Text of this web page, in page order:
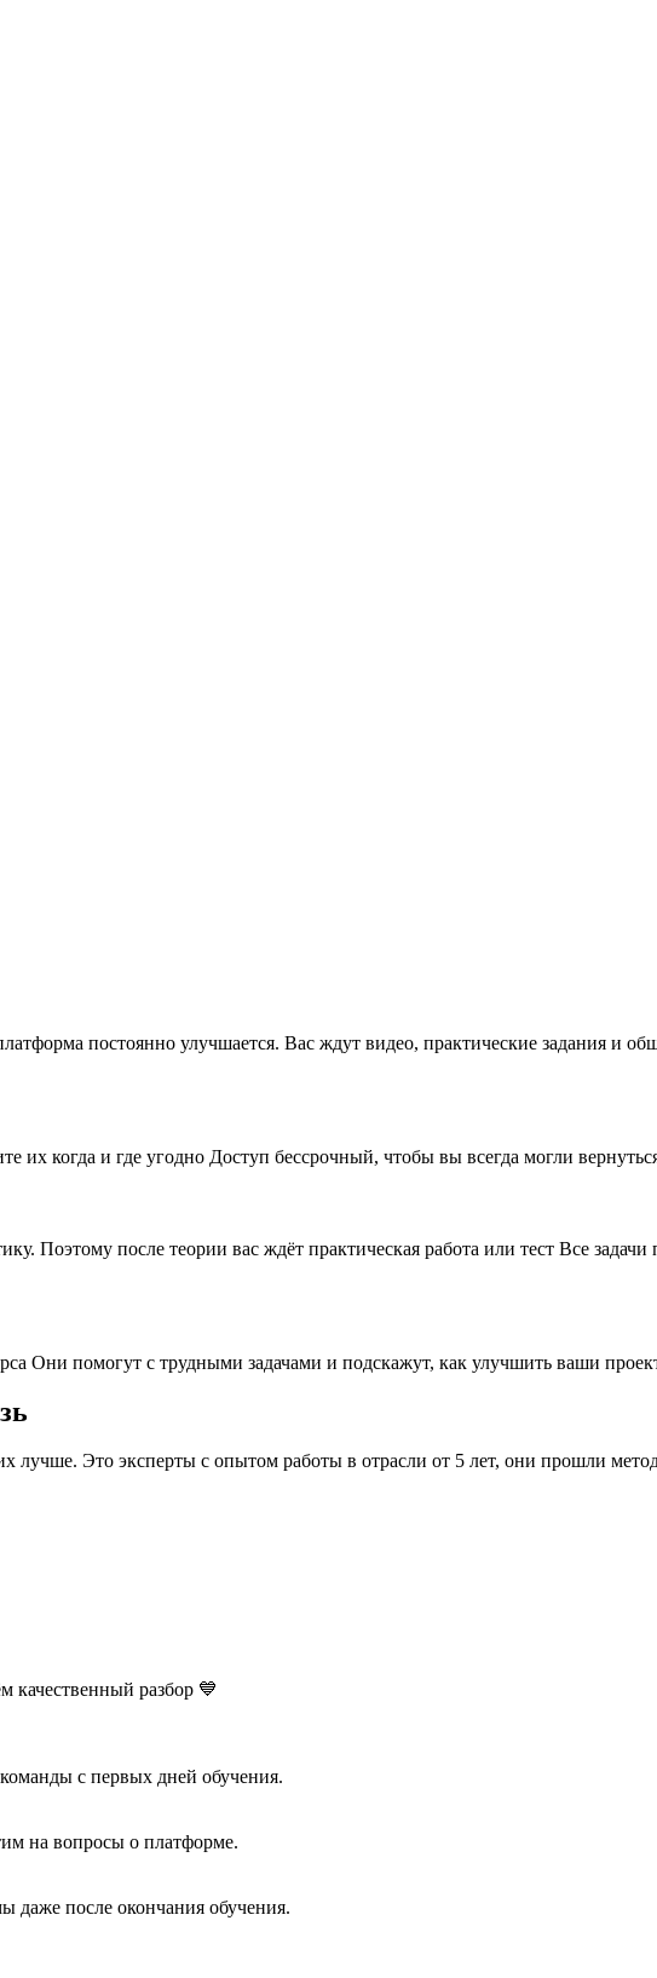
постоянно улучшается. Вас ждут видео, практические задания и
их когда и где угодно Доступ бессрочный, чтобы вы всегда могли
Поэтому после теории вас ждёт практическая работа или тест Все
Они помогут с трудными задачами и подскажут, как улучшить ваши
лучше. Это эксперты с опытом работы в отрасли от 5 лет, они прошли
разбор 💙
с первых дней обучения.
на вопросы о платформе.
даже после окончания обучения.